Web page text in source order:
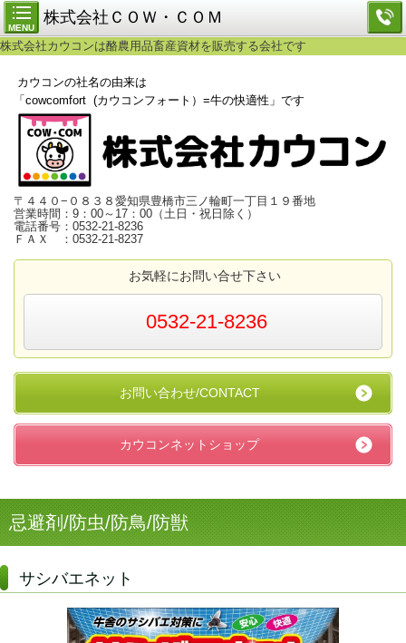
MENU
株式会社ＣＯＷ・ＣＯＭ
株式会社カウコンは酪農用品畜産資材を販売する会社です
カウコンの社名の由来は
「cowcomfort (カウコンフォート）=牛の快適性」です
〒４４０−０８３８愛知県豊橋市三ノ輪町一丁目１９番地
営業時間：9：00～17：00（土日・祝日除く）
電話番号：0532-21-8236
ＦＡＸ ：0532-21-8237
お気軽にお問い合せ下さい
0532-21-8236
お問い合わせ/CONTACT
カウコンネットショップ
忌避剤/防虫/防鳥/防獣
サシバエネット